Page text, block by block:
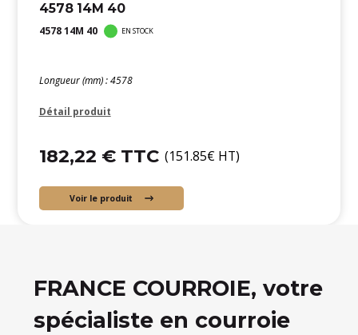
4578 14M 40
4578 14M 40 EN STOCK
Longueur (mm) : 4578
Détail produit
182,22 € TTC (151.85€ HT)
Voir le produit
FRANCE COURROIE, votre
spécialiste en courroie